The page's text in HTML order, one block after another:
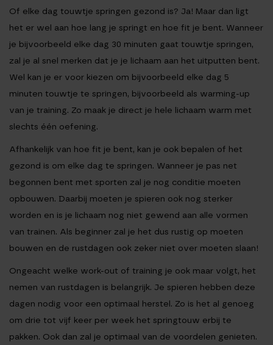
Of elke dag touwtje springen gezond is? Ja! Maar dan ligt
het er wel aan hoe lang je springt en hoe fit je bent. Wanneer
je bijvoorbeeld elke dag 30 minuten gaat touwtje springen,
zal je al snel merken dat je je lichaam aan het uitputten bent.
Wel kan je er voor kiezen om bijvoorbeeld elke dag 5
minuten touwtje te springen, bijvoorbeeld als warming-up
van je training. Zo maak je direct je hele lichaam warm met
slechts één oefening.
Afhankelijk van hoe fit je bent, kan je ook bepalen of het
gezond is om elke dag te springen. Wanneer je pas net
begonnen bent met sporten zal je nog conditie moeten
opbouwen. Daarbij moeten je spieren ook nog sterker
worden en is je lichaam nog niet gewend aan alle vormen
van trainen. Als beginner zal je het dus rustig op moeten
bouwen en de rustdagen ook zeker niet over moeten slaan!
Ongeacht welke work-out of training je ook maar volgt, het
nemen van rustdagen is belangrijk. Je spieren hebben deze
dagen nodig voor een optimaal herstel. Zo is het al genoeg
om drie tot vijf keer per week het springtouw erbij te
pakken. Ook dan zal je optimaal van de voordelen genieten.